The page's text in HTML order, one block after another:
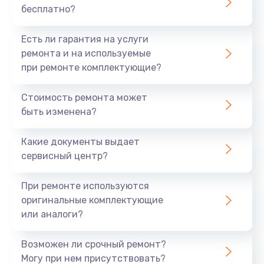
Заказать
Не заряжается
Восстановление после попадания влаги
Заказать
бесплатно?
Есть ли гарантия на услуги
ремонта и на используемые
при ремонте комплектующие?
Стоимость ремонта может
быть изменена?
Какие документы выдает
сервисный центр?
При ремонте используются
оригинальные комплектующие
или аналоги?
Возможен ли срочный ремонт?
Могу при нем присутствовать?